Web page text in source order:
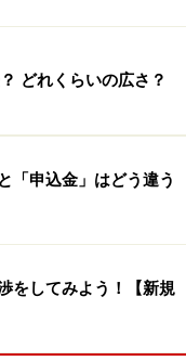
どれくらいの広さ？
「申込金」はどう違う
をしてみよう！【新規